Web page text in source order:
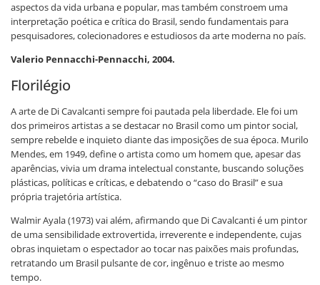
aspectos da vida urbana e popular, mas também constroem uma
interpretação poética e crítica do Brasil, sendo fundamentais para
pesquisadores, colecionadores e estudiosos da arte moderna no país.
Valerio Pennacchi-Pennacchi, 2004.
Florilégio
A arte de Di Cavalcanti sempre foi pautada pela liberdade. Ele foi um
dos primeiros artistas a se destacar no Brasil como um pintor social,
sempre rebelde e inquieto diante das imposições de sua época. Murilo
Mendes, em 1949, define o artista como um homem que, apesar das
aparências, vivia um drama intelectual constante, buscando soluções
plásticas, políticas e críticas, e debatendo o “caso do Brasil” e sua
própria trajetória artística.
Walmir Ayala (1973) vai além, afirmando que Di Cavalcanti é um pintor
de uma sensibilidade extrovertida, irreverente e independente, cujas
obras inquietam o espectador ao tocar nas paixões mais profundas,
retratando um Brasil pulsante de cor, ingênuo e triste ao mesmo
tempo.